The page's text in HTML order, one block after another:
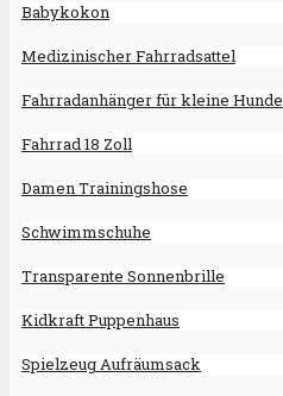
Babykokon
Medizinischer Fahrradsattel
Fahrradanhänger für kleine Hunde
Fahrrad 18 Zoll
Damen Trainingshose
Schwimmschuhe
Transparente Sonnenbrille
Kidkraft Puppenhaus
Spielzeug Aufräumsack